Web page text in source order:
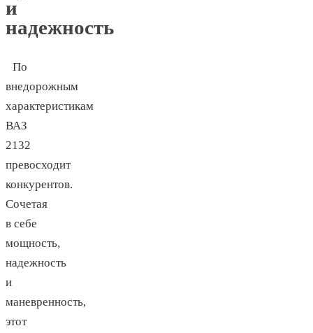
и
надежность
По
внедорожным
характеристикам
ВАЗ
2132
превосходит
конкурентов.
Сочетая
в себе
мощность,
надежность
и
маневренность,
этот